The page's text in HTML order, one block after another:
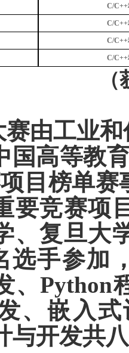
C/
C/
C/
C/
赛由工业
国高等教
目榜单赛
要竞赛项
、复旦大
选手参加
、Python
、嵌入
与开发共